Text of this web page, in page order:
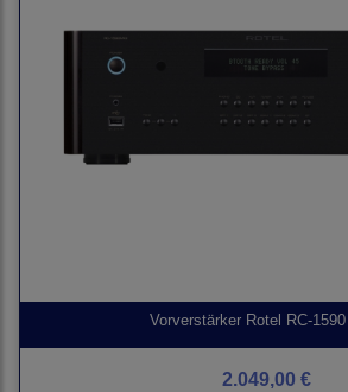
Vorverstärker Rotel RC-1590
2.049,00 €